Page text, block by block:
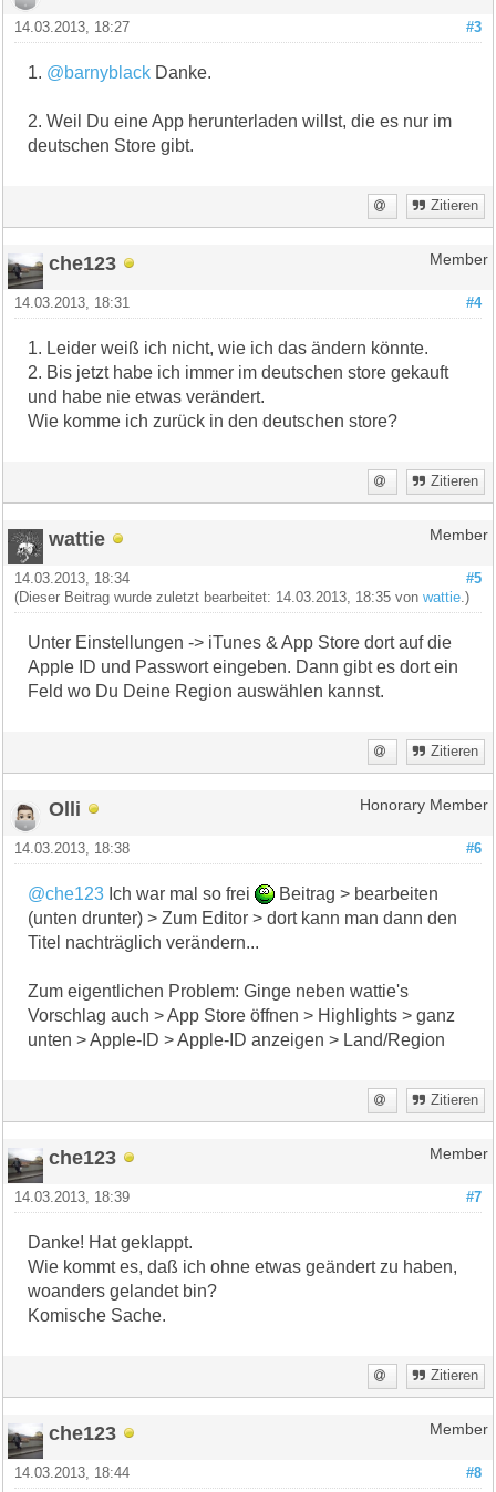
#3
14.03.2013, 18:27
1. @barnyblack Danke.
2. Weil Du eine App herunterladen willst, die es nur im
deutschen Store gibt.
Zitieren
che123 Member
#4
14.03.2013, 18:31
1. Leider weiß ich nicht, wie ich das ändern könnte.
2. Bis jetzt habe ich immer im deutschen store gekauft
und habe nie etwas verändert.
Wie komme ich zurück in den deutschen store?
Zitieren
wattie Member
#5
14.03.2013, 18:34
(Dieser Beitrag wurde zuletzt bearbeitet: 14.03.2013, 18:35 vonwattie .)
Unter Einstellungen -> iTunes & App Store dort auf die
Apple ID und Passwort eingeben. Dann gibt es dort ein
Feld wo Du Deine Region auswählen kannst.
Zitieren
Olli Honorary Member
#6
14.03.2013, 18:38
@che123 Ich war mal so frei
Beitrag > bearbeiten
(unten drunter) > Zum Editor > dort kann man dann den
Titel nachträglich verändern...
Zum eigentlichen Problem: Ginge neben wattie's
Vorschlag auch > App Store öffnen > Highlights > ganz
unten > Apple-ID > Apple-ID anzeigen > Land/Region
Zitieren
che123 Member
#7
14.03.2013, 18:39
Danke! Hat geklappt.
Wie kommt es, daß ich ohne etwas geändert zu haben,
woanders gelandet bin?
Komische Sache.
Zitieren
che123 Member
#8
14.03.2013, 18:44